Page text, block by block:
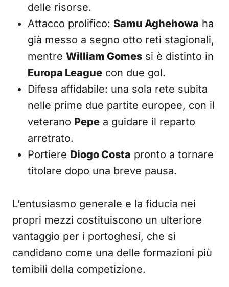
delle risorse.
Attacco prolifico: Samu Aghehowa ha
già messo a segno otto reti stagionali,
mentre William Gomes si è distinto in
Europa League con due gol.
Difesa affidabile: una sola rete subita
nelle prime due partite europee, con il
veterano Pepe a guidare il reparto
arretrato.
Portiere Diogo Costa pronto a tornare
titolare dopo una breve pausa.
L’entusiasmo generale e la fiducia nei
propri mezzi costituiscono un ulteriore
vantaggio per i portoghesi, che si
candidano come una delle formazioni più
temibili della competizione.